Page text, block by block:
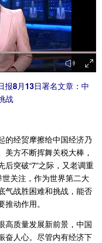
报8月13日署名文章：中
战
经贸摩擦给中国经济乃
方不断挥舞关税大棒，
突破“7”之际，又老调重
关注，作为世界第二大
气战胜困难和挑战，能否
动作用。
质量发展新前景，中国
奋人心。尽管内有经济下